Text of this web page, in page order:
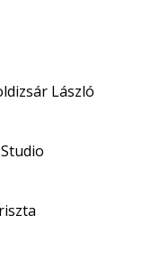
László